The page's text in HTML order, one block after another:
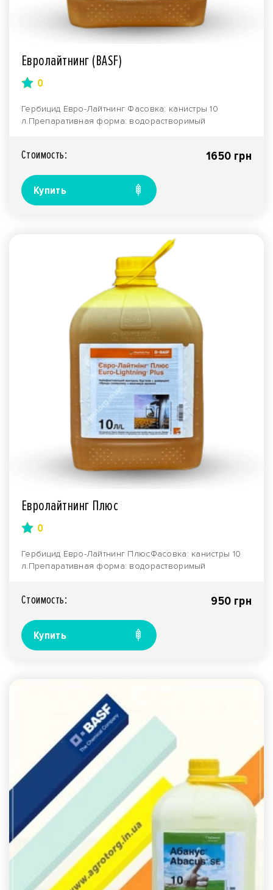
Евролайтнинг (BASF)
0
Гербицид Евро-Лайтнинг Фасовка: канистры 10
л.Препаративная форма: водорастворимый
Стоимость: 1650 грн
Купить
Евролайтнинг Плюс
0
Гербицид Евро-Лайтнинг ПлюсФасовка: канистры 10
л.Препаративная форма: водорастворимый
Стоимость: 950 грн
Купить